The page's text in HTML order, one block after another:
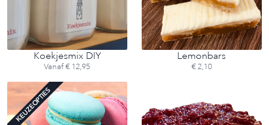
Koekjesmix DIY
Vanaf € 12,95
Lemonbars
€ 2,10
KEUZEOPTIES